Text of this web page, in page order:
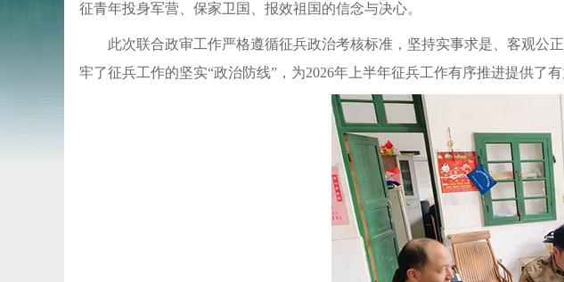
征青年投身军营、保家卫国、报效祖国的信念与决心。
此次联合政审工作严格遵循征兵政治考核标准，坚持实事求是、客观公
牢了征兵工作的坚实“政治防线”，为2026年上半年征兵工作有序推进提供了有